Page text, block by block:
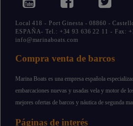
Local 418 - Port Ginesta - 08860 -
ESPAÑA- Tel.: +34 93 636 22 11 - Fax:
info@marinaboats.com
Compra venta de barcos
Marina Boats es una empresa española
embarcaciones nuevas y usadas vela y motor de
mejores ofertas de barcos y náutica de segunda
Páginas de interés